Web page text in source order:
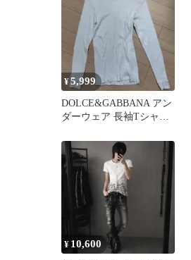
¥5,999
DOLCE&GABBANA アン
ダーウェア 長袖Tシャツ
¥ 10,600